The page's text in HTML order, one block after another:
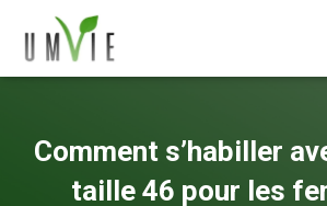
Comment s’habiller
taille 46 pour les